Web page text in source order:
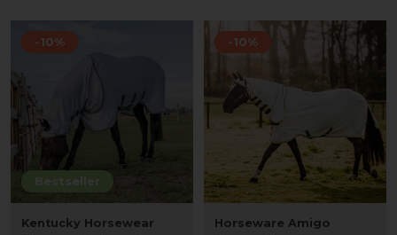
Bestseller
-10%
Kentucky Horsewear
-10%
Horseware Amigo